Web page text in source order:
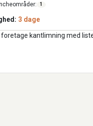
1
3 dage
kantlimning med